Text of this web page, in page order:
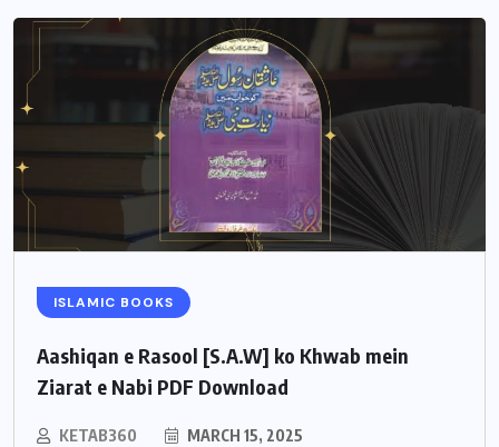
ISLAMIC BOOKS
Aashiqan e Rasool [S.A.W] ko Khwab mein
Ziarat e Nabi PDF Download
KETAB360 MARCH 15, 2025